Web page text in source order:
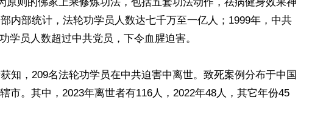
内部统计，法轮功学员人数达七千万至一亿人；1999年，中共
学员人数超过中共党员，下令血腥迫害。
知，209名法轮功学员在中共迫害中离世。致死案例分布于中国
市。其中，2023年离世者有116人，2022年48人，其它年份45